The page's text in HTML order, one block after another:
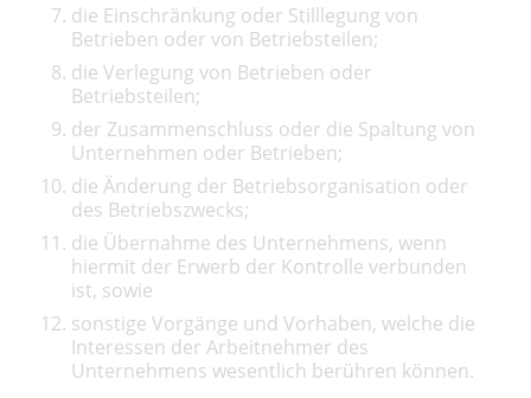
die Einschränkung oder Stilllegung von
Betrieben oder von Betriebsteilen;
die Verlegung von Betrieben oder
Betriebsteilen;
der Zusammenschluss oder die Spaltung von
Unternehmen oder Betrieben;
die Änderung der Betriebsorganisation oder
des Betriebszwecks;
die Übernahme des Unternehmens, wenn
hiermit der Erwerb der Kontrolle verbunden
ist, sowie
sonstige Vorgänge und Vorhaben, welche die
Interessen der Arbeitnehmer des
Unternehmens wesentlich berühren können.